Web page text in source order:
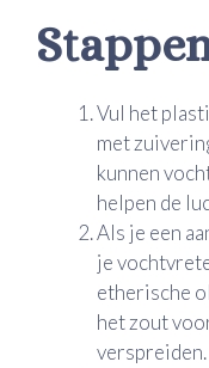
Vul het
met
kunnen
helpen de
Als je een
je
etherische
het zout
verspreiden.